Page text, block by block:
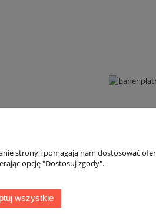
Formy płatności
Czas i koszty dostawy
strony i pomagają nam dostosować
opcję "Dostosuj zgody".
wszystkie